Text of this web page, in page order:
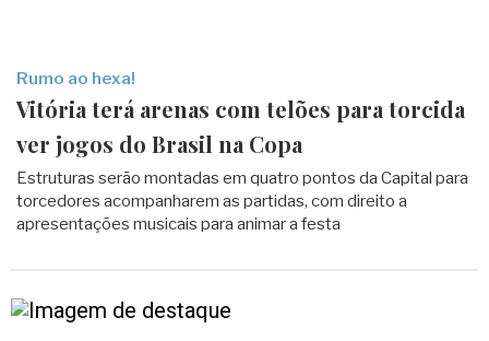
Rumo ao hexa!
Vitória terá arenas com telões para torcida
ver jogos do Brasil na Copa
Estruturas serão montadas em quatro pontos da Capital para
torcedores acompanharem as partidas, com direito a
apresentações musicais para animar a festa